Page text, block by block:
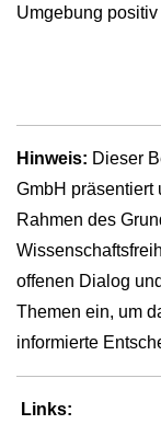
Umgebung positiv
Hinweis: Dieser
GmbH präsentiert
Rahmen des
offenen Dialog
Themen ein, um
informierte
Links: